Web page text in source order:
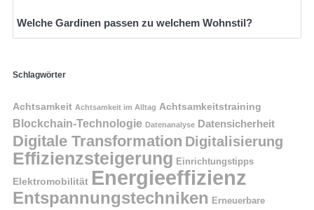
Welche Gardinen passen zu welchem Wohnstil?
Schlagwörter
Achtsamkeit Achtsamkeit im Alltag Achtsamkeitstraining
Blockchain-Technologie Datenanalyse Datensicherheit
Digitale Transformation Digitalisierung
Effizienzsteigerung Einrichtungstipps
Elektromobilität Energieeffizienz
Entspannungstechniken Erneuerbare